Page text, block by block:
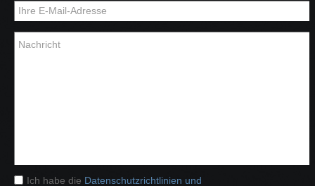
Ich habe die Datenschutzrichtlinien und